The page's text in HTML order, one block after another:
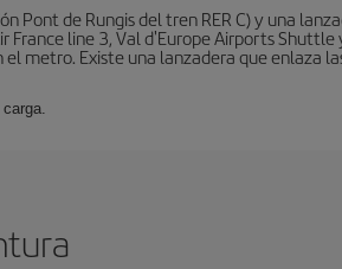
de Rungis del tren RER C) y una
France line 3, Val d'Europe Airports
metro. Existe una lanzadera que enlaza